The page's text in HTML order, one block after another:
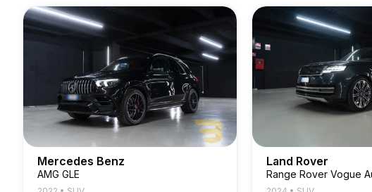
Mercedes Benz
AMG GLE
Land Rover